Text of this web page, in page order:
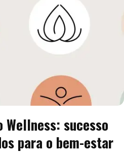
Wellness: sucesso
para o bem-estar